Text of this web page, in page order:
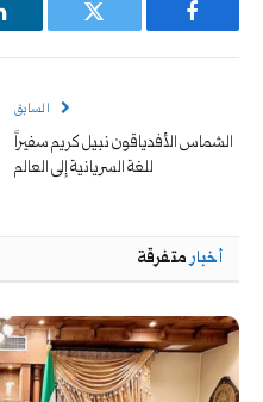
فيسبوك تويتر
السابق
الشماس الأفدياقون نبيل كريم سفيراً
للغة السريانية إلى العالم
أخبارمتفرقة